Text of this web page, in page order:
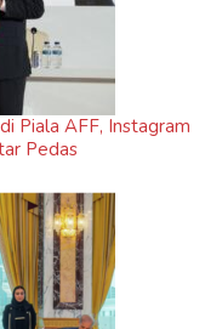
Piala AFF, Instagram
Pedas